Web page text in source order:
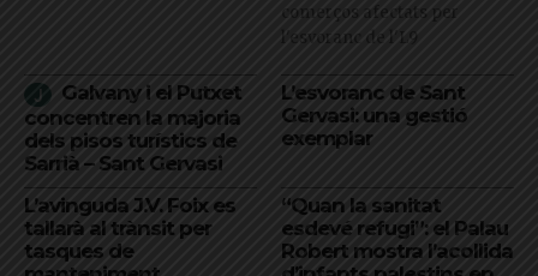
comerços afectats per
l'esvoranc de l'L9
Galvany i el Putxet
concentren la majoria
dels pisos turístics de
Sarrià – Sant Gervasi
L’esvoranc de Sant
Gervasi: una gestió
exemplar
L’avinguda J.V. Foix es
tallarà al trànsit per
tasques de
“Quan la sanitat
esdevé refugi”: el Palau
Robert mostra l’acollida